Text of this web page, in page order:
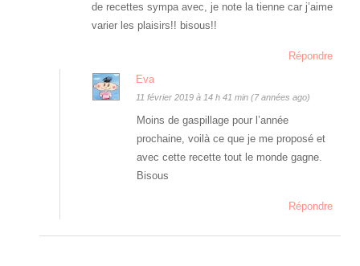
de recettes sympa avec, je note la tienne car j’aime
varier les plaisirs!! bisous!!
Répondre
Eva
11 février 2019 à 14 h 41 min (7 années ago)
Moins de gaspillage pour l’année
prochaine, voilà ce que je me proposé et
avec cette recette tout le monde gagne.
Bisous
Répondre